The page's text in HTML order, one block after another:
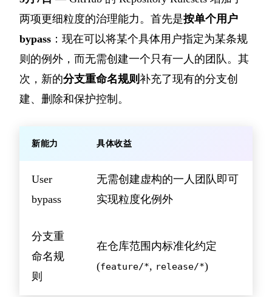
两项更细粒度的治理能力。首先是按单个用户
bypass ：现在可以将某个具体用户指定为某条规
则的例外，而无需创建一个只有一人的团队。其
次，新的分支重命名规则 补充了现有的分支创
建、删除和保护控制。
新能力 具体收益
User
bypass
无需创建虚构的一人团队即可
实现粒度化例外
分支重
命名规
则
在仓库范围内标准化约定
(feature/*, release/*)